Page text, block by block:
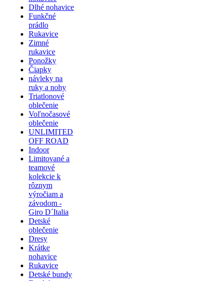
Dlhé nohavice
Funkčné
prádlo
Rukavice
Zimné
rukavice
Ponožky
Čiapky
návleky na
ruky a nohy
Triatlonové
oblečenie
Voľnočasové
oblečenie
UNLIMITED
OFF ROAD
Indoor
Limitované a
teamové
kolekcie k
rôznym
výročiam a
závodom -
Giro D´Italia
Detské
oblečenie
Dresy
Krátke
nohavice
Rukavice
Detské bundy